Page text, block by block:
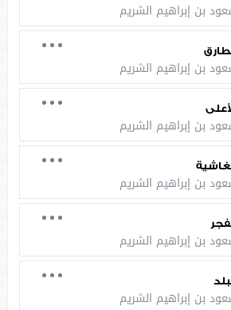
بن إبراهيم الشريم
بن إبراهيم الشريم
بن إبراهيم الشريم
بن إبراهيم الشريم
بن إبراهيم الشريم
بن إبراهيم الشريم